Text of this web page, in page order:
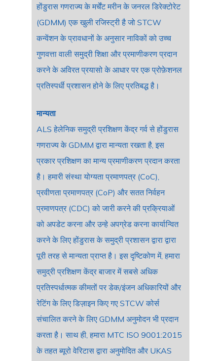
होंडुरास गणराज्य के मर्चेंट मरीन के जनरल डिरेक्टोरेट
(GDMM) एक खुली रजिस्ट्री है जो STCW
कन्वेंशन के प्रावधानों के अनुसार नाविकों को उच्च
गुणवत्ता वाली समुद्री शिक्षा और प्रमाणीकरण प्रदान
करने के अविरत प्रयासो के आधार पर एक प्रोफ़ेशनल
प्रतिस्पर्धी प्रशासन होने के लिए प्रतिबद्ध है।
मान्यता
ALS हेलेनिक समुद्री प्रशिक्षण केंद्र गर्व से होंडुरास
गणराज्य के GDMM द्वारा मान्यता रखता है, इस
प्रकार प्रशिक्षण का मान्य प्रमाणीकरण प्रदान करता
है। हमारी संस्था योग्यता प्रमाणपत्र (CoC),
प्रवीणता प्रमाणपत्र (CoP) और सतत निर्वहन
प्रमाणपत्र (CDC) को जारी करने की प्रक्रियाओं
को अपडेट करना और उन्हे अपग्रेड करना कार्यान्वित
करने के लिए होंडुरास के समुद्री प्रशासन द्वारा द्वारा
पूरी तरह से मान्यता प्राप्त है। इस दृष्टिकोण में, हमारा
समुद्री प्रशिक्षण केंद्र बाजार में सबसे अधिक
प्रतिस्पर्धात्मक कीमतों पर डेक/इंजन अधिकारियों और
रेटिंग के लिए डिज़ाइन किए गए STCW कोर्स
संचालित करने के लिए GDMM अनुमोदन भी प्रदान
करता है। साथ ही, हमारा MTC ISO 9001:2015
के तहत ब्यूरो वेरिटास द्वारा अनुमोदित और UKAS